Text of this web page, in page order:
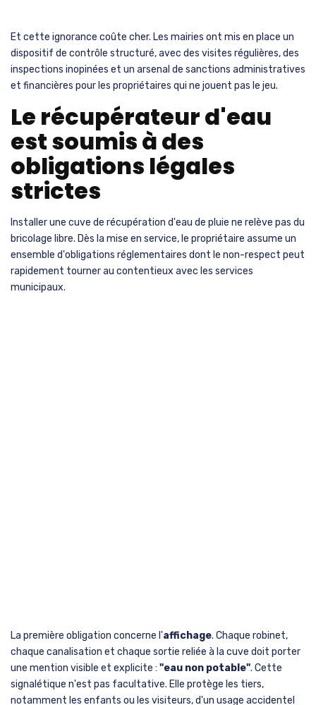
Et cette ignorance coûte cher. Les mairies ont mis en place un
dispositif de contrôle structuré, avec des visites régulières, des
inspections inopinées et un arsenal de sanctions administratives
et financières pour les propriétaires qui ne jouent pas le jeu.
Le récupérateur d'eau
est soumis à des
obligations légales
strictes
Installer une cuve de récupération d'eau de pluie ne relève pas du
bricolage libre. Dès la mise en service, le propriétaire assume un
ensemble d'obligations réglementaires dont le non-respect peut
rapidement tourner au contentieux avec les services
municipaux.
La première obligation concerne l'affichage. Chaque robinet,
chaque canalisation et chaque sortie reliée à la cuve doit porter
une mention visible et explicite : "eau non potable". Cette
signalétique n'est pas facultative. Elle protège les tiers,
notamment les enfants ou les visiteurs, d'un usage accidentel